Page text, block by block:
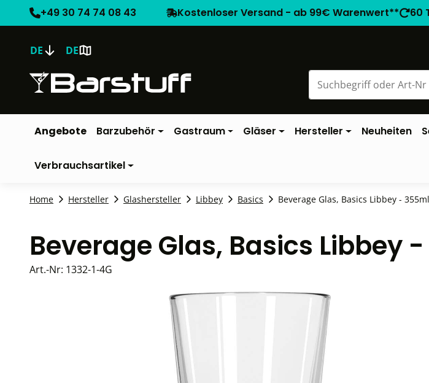
+49 30 74 74 08 43 Kostenloser Versand - ab 99€ Warenwert** 60
DE DE
Angebote Barzubehör Gastraum Gläser Hersteller Neuheiten
Verbrauchsartikel
Home Hersteller Glashersteller Libbey Basics Beverage Glas, Basics Libbey - 355ml
Beverage Glas, Basics Libbey
Art.-Nr: 1332-1-4G